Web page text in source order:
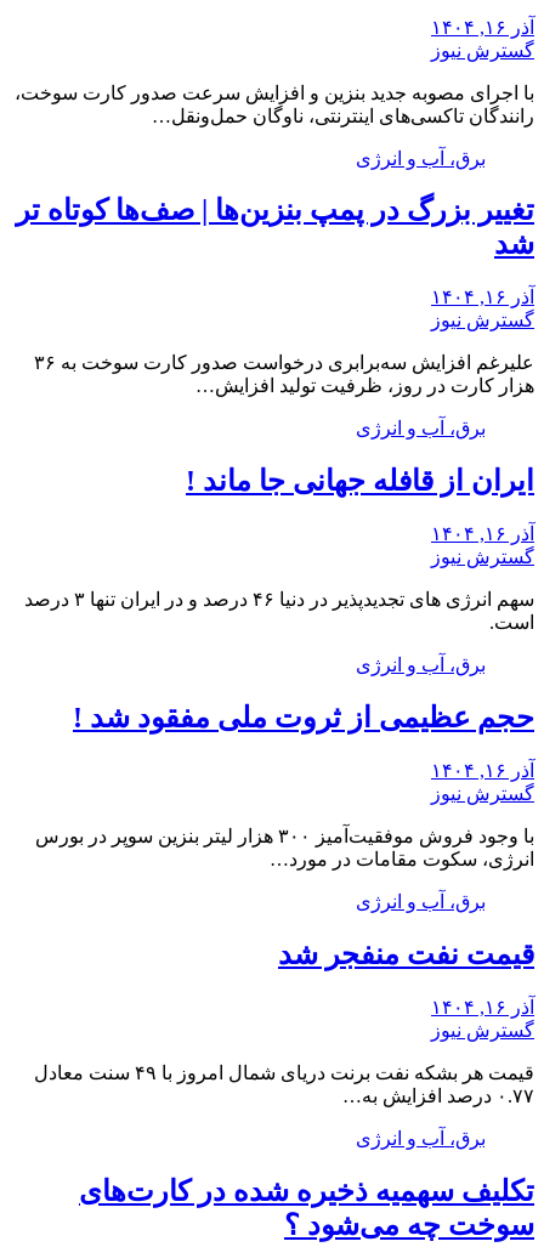
آذر ۱۶, ۱۴۰۴
گسترش نیوز
با اجرای مصوبه جدید بنزین و افزایش سرعت صدور کارت سوخت،
رانندگان تاکسی‌های اینترنتی، ناوگان حمل‌ونقل…
برق، آب و انرژی
تغییر بزرگ در پمپ بنزین‌ها | صف‌ها کوتاه تر
شد
آذر ۱۶, ۱۴۰۴
گسترش نیوز
علیرغم افزایش سه‌برابری درخواست صدور کارت سوخت به ۳۶
هزار کارت در روز، ظرفیت تولید افزایش…
برق، آب و انرژی
ایران از قافله جهانی جا ماند !
آذر ۱۶, ۱۴۰۴
گسترش نیوز
سهم انرژی های تجدیدپذیر در دنیا ۴۶ درصد و در ایران تنها ۳ درصد
است.
برق، آب و انرژی
حجم عظیمی از ثروت ملی مفقود شد !
آذر ۱۶, ۱۴۰۴
گسترش نیوز
با وجود فروش موفقیت‌آمیز ۳۰۰ هزار لیتر بنزین سوپر در بورس
انرژی، سکوت مقامات در مورد…
برق، آب و انرژی
قیمت نفت منفجر شد
آذر ۱۶, ۱۴۰۴
گسترش نیوز
قیمت هر بشکه نفت برنت دریای شمال امروز با ۴۹ سنت معادل
۰.۷۷ درصد افزایش به…
برق، آب و انرژی
تکلیف سهمیه ذخیره شده در کارت‌های
سوخت چه می‌شود ؟